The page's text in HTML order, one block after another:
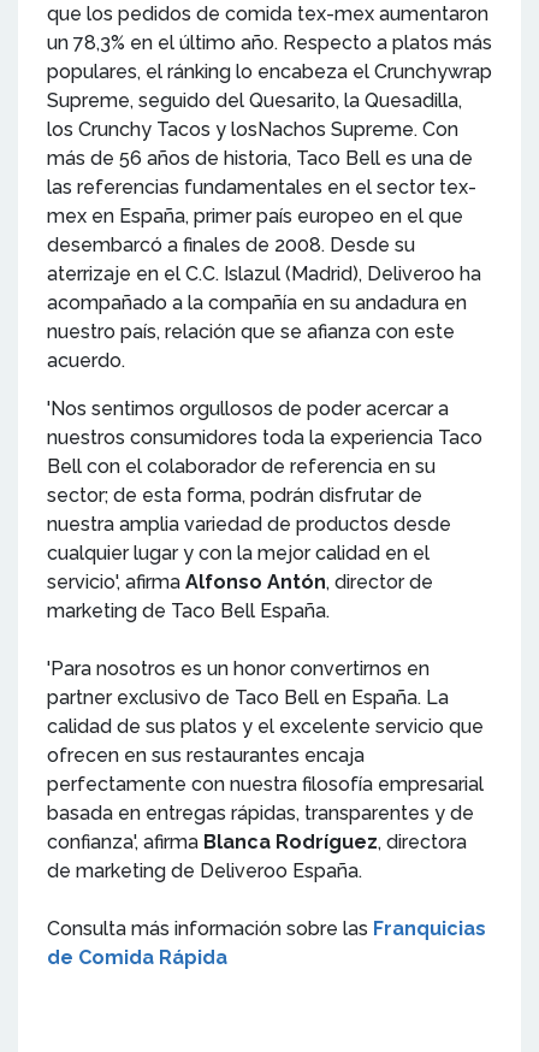
que los pedidos de comida tex-mex aumentaron
un 78,3% en el último año. Respecto a platos más
populares, el ránking lo encabeza el Crunchywrap
Supreme, seguido del Quesarito, la Quesadilla,
los Crunchy Tacos y losNachos Supreme. Con
más de 56 años de historia, Taco Bell es una de
las referencias fundamentales en el sector tex-
mex en España, primer país europeo en el que
desembarcó a finales de 2008. Desde su
aterrizaje en el C.C. Islazul (Madrid), Deliveroo ha
acompañado a la compañía en su andadura en
nuestro país, relación que se afianza con este
acuerdo.
'Nos sentimos orgullosos de poder acercar a
nuestros consumidores toda la experiencia Taco
Bell con el colaborador de referencia en su
sector; de esta forma, podrán disfrutar de
nuestra amplia variedad de productos desde
cualquier lugar y con la mejor calidad en el
servicio', afirma Alfonso Antón, director de
marketing de Taco Bell España.
'Para nosotros es un honor convertirnos en
partner exclusivo de Taco Bell en España. La
calidad de sus platos y el excelente servicio que
ofrecen en sus restaurantes encaja
perfectamente con nuestra filosofía empresarial
basada en entregas rápidas, transparentes y de
confianza', afirma Blanca Rodríguez, directora
de marketing de Deliveroo España.
Consulta más información sobre las Franquicias
de Comida Rápida